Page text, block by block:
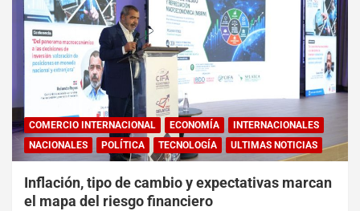
COMERCIO INTERNACIONAL ECONOMÍA
INTERNACIONALES
NACIONALES
POLÍTICA TECNOLOGÍA ULTIMAS NOTICIAS
Inflación, tipo de cambio y expectativas marcan
el mapa del riesgo financiero